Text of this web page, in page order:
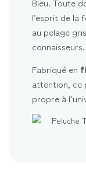
Bleu. Toute
l’esprit de la
au pelage
connaisseurs.
Fabriqué en
attention, ce
propre à